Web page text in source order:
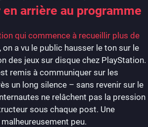
en arrière au programme
qui commence à recueillir plus de
, on a vu le public hausser le ton sur le
des jeux sur disque chez PlayStation.
remis à communiquer sur les
un long silence – sans revenir sur le
ne relâchent pas la pression
sous chaque post. Une
peu.